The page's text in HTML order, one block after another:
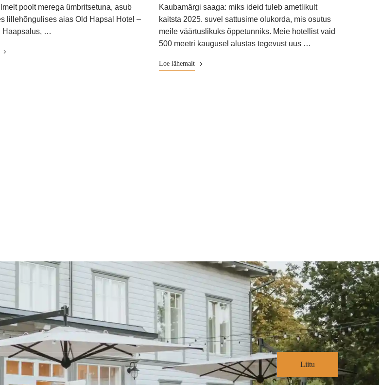
poolt merega ümbritsetuna, asub
lillehõngulises aias Old Hapsal Hotel –
Haapsalus, …
Kaubamärgi saaga: miks ideid tuleb ametlikult
kaitsta 2025. suvel sattusime olukorda, mis osutus
meile väärtuslikuks õppetunniks. Meie hotellist vaid
500 meetri kaugusel alustas tegevust uus …
Loe lähemalt